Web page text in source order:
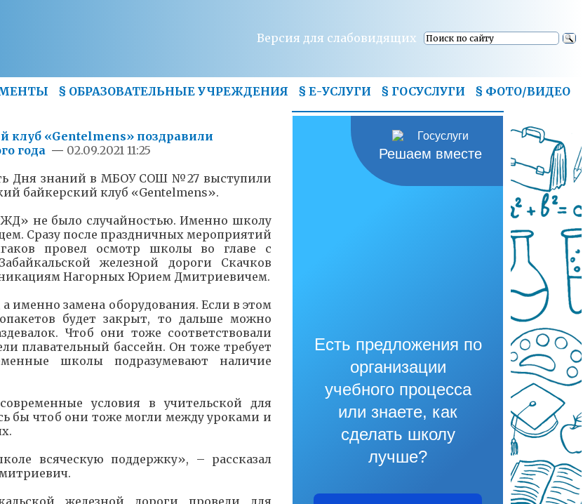
Версия для слабовидящих
§ ОБРАЗОВАТЕЛЬНЫЕ УЧРЕЖДЕНИЯ § Е-УСЛУГИ § ГОСУСЛУГИ § ФОТО/ВИДЕО
«Gentelmens» поздравили
года — 02.09.2021 11:25
Дня знаний в МБОУ СОШ №27 выступили
байкерский клуб «Gentelmens».
не было случайностью. Именно школу
Сразу после праздничных мероприятий
провел осмотр школы во главе с
железной дороги Скачков
Нагорных Юрием Дмитриевичем.
именно замена оборудования. Если в этом
будет закрыт, то дальше можно
Чтоб они тоже соответствовали
плавательный бассейн. Он тоже требует
школы подразумевают наличие
условия в учительской для
бы чтоб они тоже могли между уроками и
всяческую поддержку», – рассказал
железной дороги провели для
Решаем вместе
Есть предложения по
организации
учебного процесса
или знаете, как
сделать школу
лучше?